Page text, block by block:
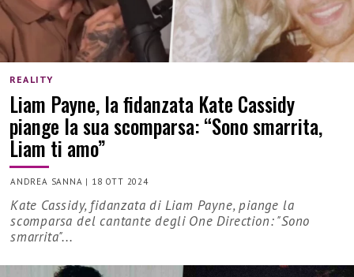
REALITY
Liam Payne, la fidanzata Kate Cassidy
piange la sua scomparsa: “Sono smarrita,
Liam ti amo”
ANDREA SANNA | 18 OTT 2024
Kate Cassidy, fidanzata di Liam Payne, piange la
scomparsa del cantante degli One Direction: "Sono
smarrita"...